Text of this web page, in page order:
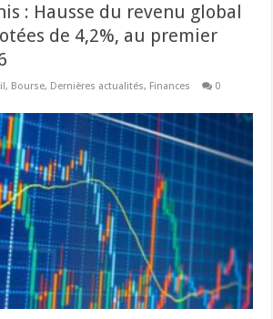
: Hausse du revenu global
de 4,2%, au premier
, Bourse, Dernières actualités, Finances
0